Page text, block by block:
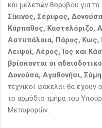
και μελετών θορύβου για τα
Σίκινος, Σέριφος,
Κάρπαθος, Καστελόριζο,
Αστυπάλαια, Πάρος, Κως,
Λειψοί, Λέρος, Ίος και
βρίσκονται οι
Δονούσα, Αγαθονήσι,
τεχνικοί φάκελοι θα έχουν
το αρμόδιο τμήμα του
Μεταφορών.